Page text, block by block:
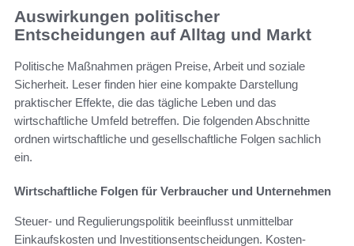
Auswirkungen politischer
Entscheidungen auf Alltag und Markt
Politische Maßnahmen prägen Preise, Arbeit und soziale
Sicherheit. Leser finden hier eine kompakte Darstellung
praktischer Effekte, die das tägliche Leben und das
wirtschaftliche Umfeld betreffen. Die folgenden Abschnitte
ordnen wirtschaftliche und gesellschaftliche Folgen sachlich
ein.
Wirtschaftliche Folgen für Verbraucher und Unternehmen
Steuer- und Regulierungspolitik beeinflusst unmittelbar
Einkaufskosten und Investitionsentscheidungen. Kosten-